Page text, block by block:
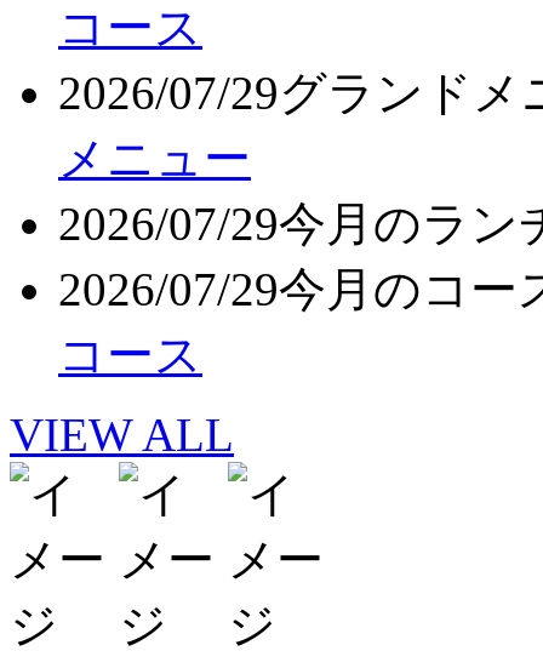
コース
2026/07/29グランドメ
メニュー
2026/07/29今月のラン
2026/07/29今月のコー
コース
VIEW ALL